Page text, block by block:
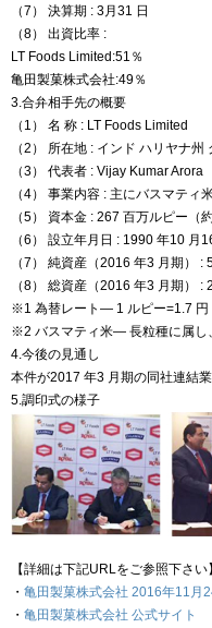
（7） 決算期 : 3月31 日
（8） 出資比率 :
LT Foods Limited:51％
亀田製菓株式会社:49％
3.合弁相手先の概要
（1） 名 称 : LT Foods Limited
（2） 所在地 : インド ハリヤナ州
（3） 代表者 : Vijay Kumar Arora
（4） 事業内容 : 主にバスマテ
（5） 資本金 : 267 百万ルピー（
（6） 設立年月日 : 1990 年10 月
（7） 純資産（2016 年3 月期）
（8） 総資産（2016 年3 月期）
※1 為替レート― 1 ルピー=1.7 円
※2 バスマティ米― 長粒種に属し
4.今後の見通し
本件が2017 年3 月期の同社連結
5.調印式の様子
【詳細は下記URLをご参照下さい】
・ 亀田製菓株式会社 2016年11月
・ 亀田製菓株式会社 公式サイト